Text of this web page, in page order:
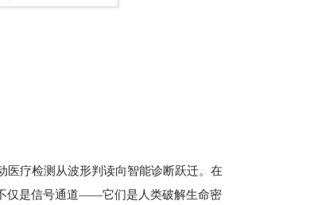
医疗检测从波形判读向智能诊断跃迁。在
仅是信号通道——它们是人类破解生命密